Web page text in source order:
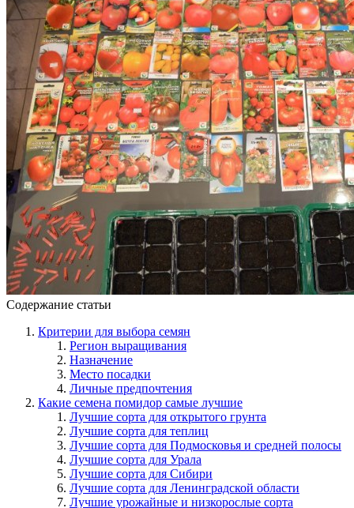
Содержание статьи
Критерии для выбора семян
Регион выращивания
Назначение
Место посадки
Личные предпочтения
Какие семена помидор самые лучшие
Лучшие сорта для открытого грунта
Лучшие сорта для теплиц
Лучшие сорта для Подмосковья и средней полосы
Лучшие сорта для Урала
Лучшие сорта для Сибири
Лучшие сорта для Ленинградской области
Лучшие урожайные и низкорослые сорта